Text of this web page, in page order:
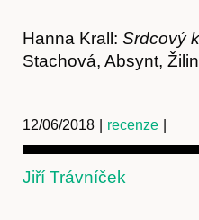
Hanna Krall: Srdcový
Stachová, Absynt,
12/06/2018 recenze
Jiří Trávníček